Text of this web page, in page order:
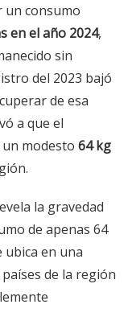
un consumo
en el año 2024,
sin
del 2023 bajó
de esa
a que el
modesto 64 kg
la gravedad
de apenas 64
ubica en una
de la región